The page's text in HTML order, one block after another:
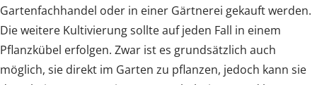
Gartenfachhandel oder in einer Gärtnerei gekauft werden.
Die weitere Kultivierung sollte auf jeden Fall in einem
Pflanzkübel erfolgen. Zwar ist es grundsätzlich auch
möglich, sie direkt im Garten zu pflanzen, jedoch kann sie